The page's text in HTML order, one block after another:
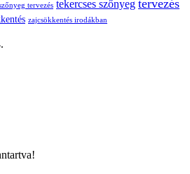
tervezés tekercses szőnyeg tervezés
zajcsökkentés irodákban